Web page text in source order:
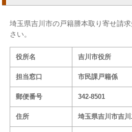
埼玉県吉川市の戸籍謄本取り寄せ請
さい。
役所名 吉川市役所
担当窓口 市民課戸籍係
郵便番号 342-8501
住所 埼玉県吉川市吉